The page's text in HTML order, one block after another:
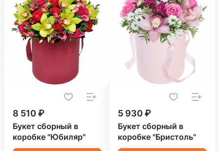
8 510 ₽
Букет сборный в
коробке "Юбиляр"
5 930 ₽
Букет сборный в
коробке "Бристоль"